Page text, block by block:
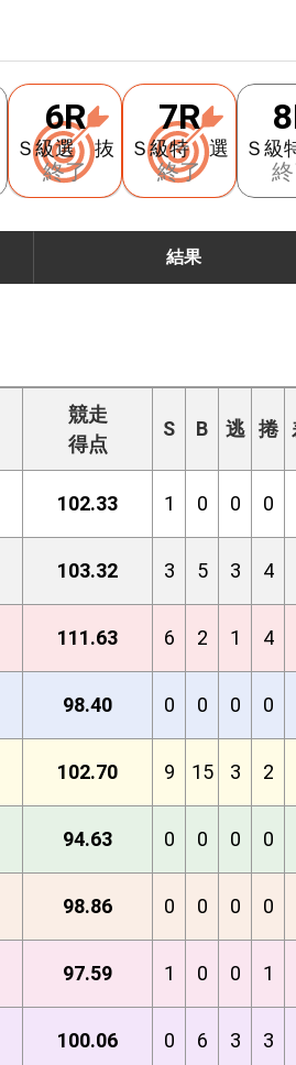
6R
Ｓ級選 抜
終了
7R
Ｓ級特 選
終了
Ｓ
結果
競走
得点
S B 逃 捲
102.33 1 0 0 0
103.32 3 5 3 4
111.63 6 2 1 4
98.40 0 0 0 0
102.70 9 15 3 2
94.63 0 0 0 0
98.86 0 0 0 0
97.59 1 0 0 1
100.06 0 6 3 3